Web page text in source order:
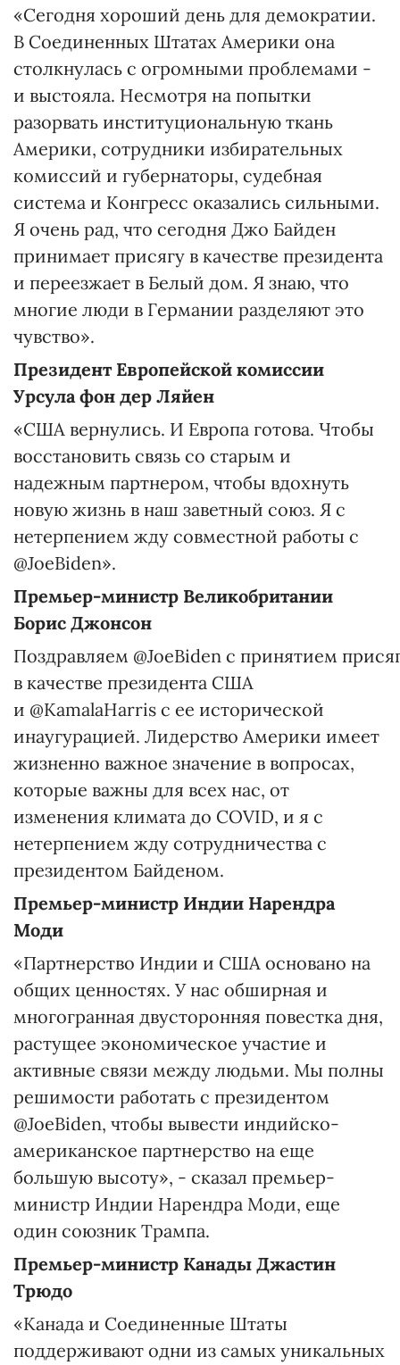
«Сегодня хороший день для демократии.
В Соединенных Штатах Америки она
столкнулась с огромными проблемами -
и выстояла. Несмотря на попытки
разорвать институциональную ткань
Америки, сотрудники избирательных
комиссий и губернаторы, судебная
система и Конгресс оказались сильными.
Я очень рад, что сегодня Джо Байден
принимает присягу в качестве президента
и переезжает в Белый дом. Я знаю, что
многие люди в Германии разделяют это
чувство».
Президент Европейской комиссии
Урсула фон дер Ляйен
«США вернулись. И Европа готова. Чтобы
восстановить связь со старым и
надежным партнером, чтобы вдохнуть
новую жизнь в наш заветный союз. Я с
нетерпением жду совместной работы с
@JoeBiden».
Премьер-министр Великобритании
Борис Джонсон
Поздравляем @JoeBiden с принятием
в качестве президента США
и @KamalaHarris с ее исторической
инаугурацией. Лидерство Америки имеет
жизненно важное значение в вопросах,
которые важны для всех нас, от
изменения климата до COVID, и я с
нетерпением жду сотрудничества с
президентом Байденом.
Премьер-министр Индии Нарендра
Моди
«Партнерство Индии и США основано на
общих ценностях. У нас обширная и
многогранная двусторонняя повестка дня,
растущее экономическое участие и
активные связи между людьми. Мы полны
решимости работать с президентом
@JoeBiden, чтобы вывести индийско-
американское партнерство на еще
большую высоту», - сказал премьер-
министр Индии Нарендра Моди, еще
один союзник Трампа.
Премьер-министр Канады Джастин
Трюдо
«Канада и Соединенные Штаты
поддерживают одни из самых уникальных